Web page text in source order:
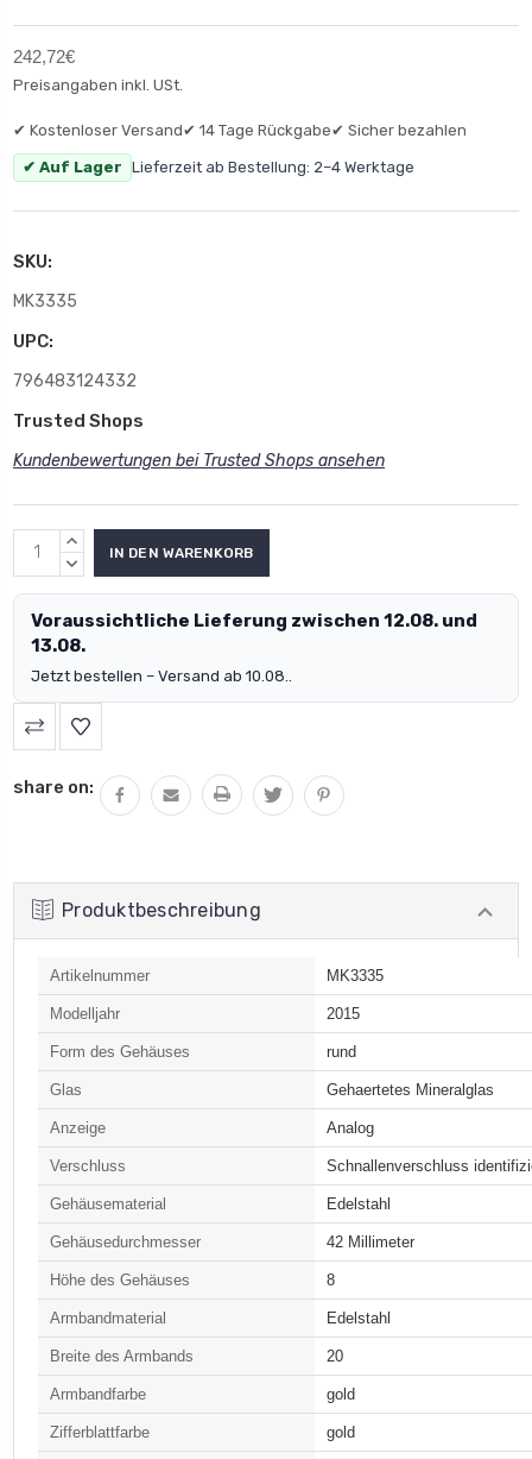
242,72€
Preisangaben inkl. USt.
✔ Kostenloser Versand✔ 14 Tage Rückgabe✔ Sicher bezahlen
✔ Auf Lager Lieferzeit ab Bestellung: 2–4 Werktage
SKU:
MK3335
UPC:
796483124332
Trusted Shops
Kundenbewertungen bei Trusted Shops ansehen
MENGE
ERHÖHEN:
MENGE
Voraussichtliche Lieferung zwischen 12.08. und
13.08.
Jetzt bestellen – Versand ab 10.08..
share on:
Produktbeschreibung
Artikelnummer MK3335
Modelljahr 2015
Form des Gehäuses rund
Glas Gehaertetes Mineralglas
Anzeige Analog
Verschluss Schnallenverschluss
Gehäusematerial Edelstahl
Gehäusedurchmesser 42 Millimeter
Höhe des Gehäuses 8
Armbandmaterial Edelstahl
Breite des Armbands 20
Armbandfarbe gold
Zifferblattfarbe gold